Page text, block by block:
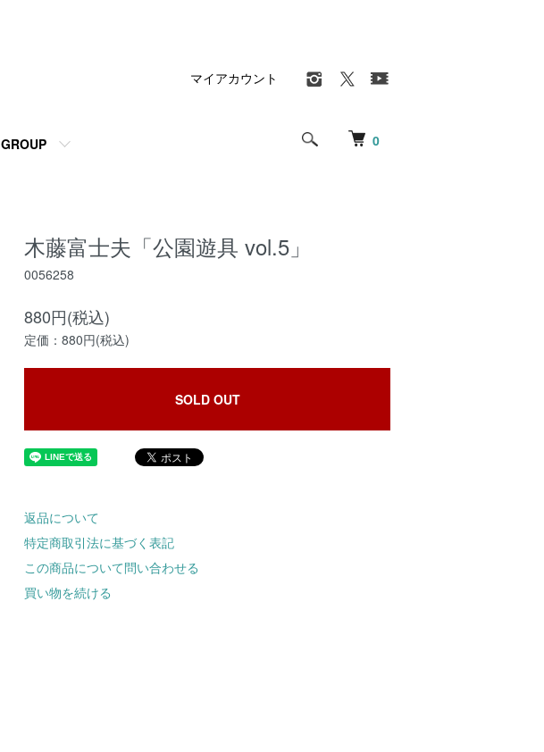
0
GROUP
マイアカウント
木藤富士夫「公園遊具 vol.5」
0056258
880円(税込)
定価：880円(税込)
SOLD OUT
返品について
特定商取引法に基づく表記
この商品について問い合わせる
買い物を続ける